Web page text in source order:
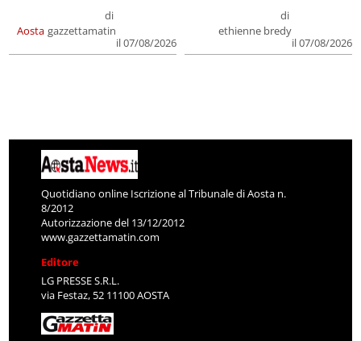
Aosta
di
gazzettamatin
il 07/08/2026
di
ethienne bredy
il 07/08/2026
Quotidiano online Iscrizione al Tribunale di Aosta n.
8/2012
Autorizzazione del 13/12/2012
www.gazzettamatin.com
Editore
LG PRESSE S.R.L.
via Festaz, 52 11100 AOSTA